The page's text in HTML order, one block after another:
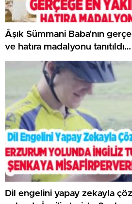
Âşık Sümmani Baba’nın
ve hatıra madalyonu tanıtıldı…
Dil engelini yapay zekayla